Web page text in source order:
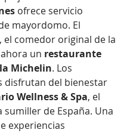
ofrece servicio
mayordomo. El
el comedor original de la
un restaurante
Michelin. Los
disfrutan del bienestar
Wellness & Spa, el
sumiller de España. Una
experiencias